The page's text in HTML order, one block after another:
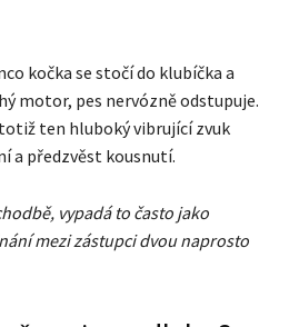
kočka se stočí do klubíčka a
motor, pes nervózně odstupuje.
ten hluboký vibrující zvuk
a předzvěst kousnutí.
vypadá to často jako
mezi zástupci dvou naprosto